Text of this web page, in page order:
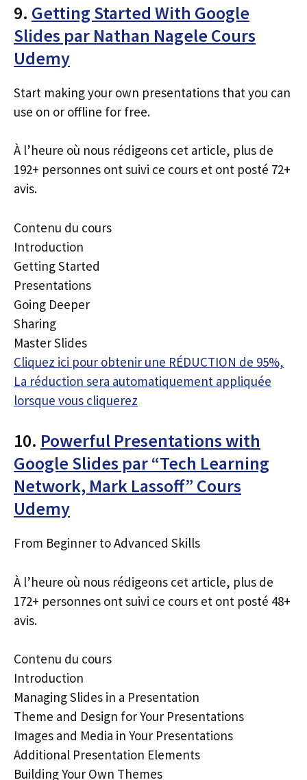
9. Getting Started With Google
Slides par Nathan Nagele Cours
Udemy
Start making your own presentations that you can
use on or offline for free.
À l’heure où nous rédigeons cet article, plus de
192+ personnes ont suivi ce cours et ont posté 72+
avis.
Contenu du cours
Introduction
Getting Started
Presentations
Going Deeper
Sharing
Master Slides
Cliquez ici pour obtenir une RÉDUCTION de 95%,
La réduction sera automatiquement appliquée
lorsque vous cliquerez
10. Powerful Presentations with
Google Slides par “Tech Learning
Network, Mark Lassoff” Cours
Udemy
From Beginner to Advanced Skills
À l’heure où nous rédigeons cet article, plus de
172+ personnes ont suivi ce cours et ont posté 48+
avis.
Contenu du cours
Introduction
Managing Slides in a Presentation
Theme and Design for Your Presentations
Images and Media in Your Presentations
Additional Presentation Elements
Building Your Own Themes